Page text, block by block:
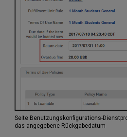
Seite Benutzungskonfigurations-
das angegebene Rückgabedatum